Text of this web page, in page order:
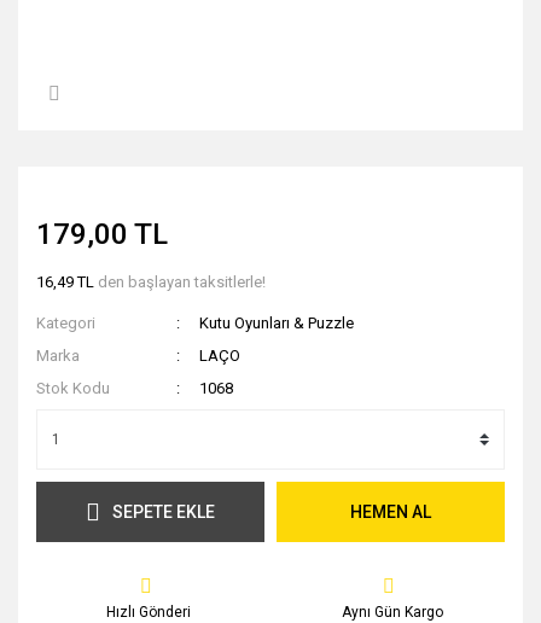
179,00 TL
16,49 TL den başlayan taksitlerle!
Kategori
Kutu Oyunları & Puzzle
Marka
LAÇO
Stok Kodu
1068
SEPETE EKLE HEMEN AL
Hızlı Gönderi Aynı Gün Kargo